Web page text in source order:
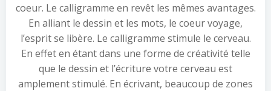
coeur. Le calligramme en revêt les mêmes avantages.
En alliant le dessin et les mots, le coeur voyage,
l’esprit se libère. Le calligramme stimule le cerveau.
En effet en étant dans une forme de créativité telle
que le dessin et l’écriture votre cerveau est
amplement stimulé. En écrivant, beaucoup de zones